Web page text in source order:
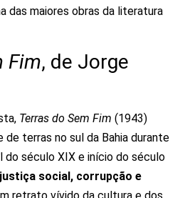
das maiores obras da literatura
Fim, de Jorge
Terras do Sem Fim (1943)
terras no sul da Bahia durante
do século XIX e início do século
social, corrupção e